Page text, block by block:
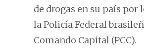
de drogas en su país por
la Policía Federal
Comando Capital (PCC).